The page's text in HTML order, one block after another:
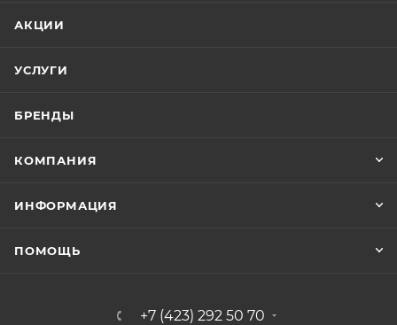
АКЦИИ
УСЛУГИ
БРЕНДЫ
КОМПАНИЯ
ИНФОРМАЦИЯ
ПОМОЩЬ
+7 (423) 292 50 70